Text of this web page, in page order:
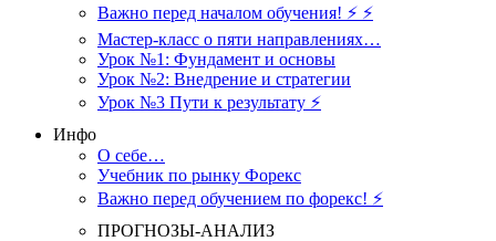
Важно перед началом обучения! ⚡ ⚡
Мастер-класс о пяти направлениях…
Урок №1: Фундамент и основы
Урок №2: Внедрение и стратегии
Урок №3 Пути к результату ⚡️
Инфо
О себе…
Учебник по рынку Форекс
Важно перед обучением по форекс! ⚡
ПРОГНОЗЫ-АНАЛИЗ